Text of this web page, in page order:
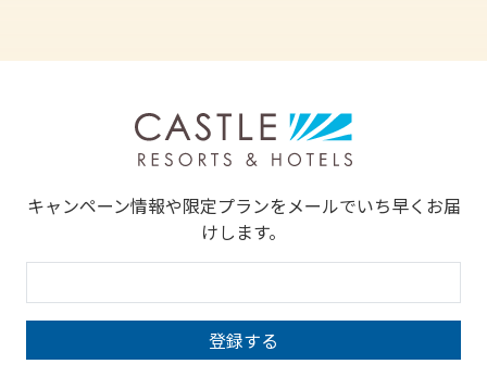
キャンペーン情報や限定プランをメールでいち早くお届
けします。